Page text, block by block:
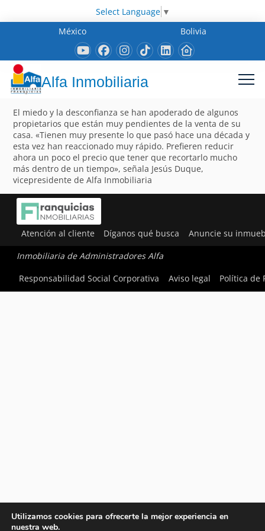
Select Language ▼
México
Bolivia
Alfa Inmobiliaria
El miedo y la desconfianza se han apoderado de algunos
propietarios que están muy pendientes de la venta de su
casa. «Tienen muy presente lo que pasó hace una década y
esta vez han reaccionado muy rápido. Prefieren reducir
ahora un poco el precio que tener que recortarlo mucho
más dentro de un tiempo», señala Jesús Duque,
vicepresidente de Alfa Inmobiliaria
Atención al cliente Díganos qué busca Anuncie su
Inmobiliaria de Administradores Alfa
Responsabilidad Social Corporativa
Aviso legal Política de
Utilizamos cookies para ofrecerte la mejor experiencia en
nuestra web.